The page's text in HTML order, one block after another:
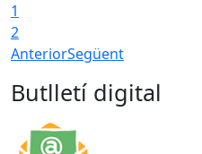
1
2
AnteriorSegüent
Butlletí digital